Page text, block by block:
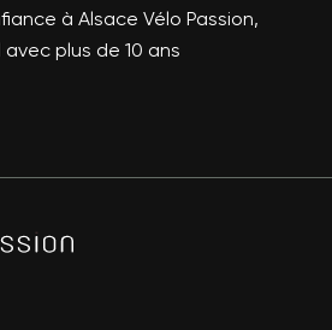
à Alsace Vélo Passion,
plus de 10 ans